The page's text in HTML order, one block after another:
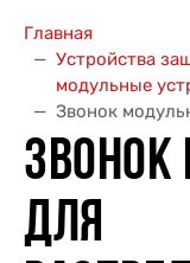
Главная
Устройства
модульные
Звонок
ДЛЯ